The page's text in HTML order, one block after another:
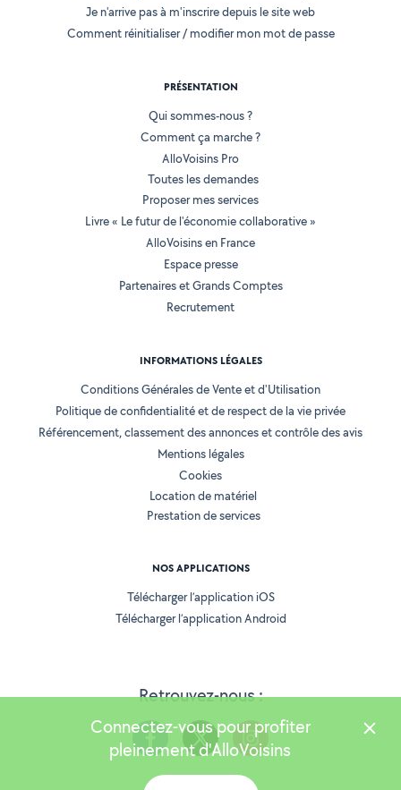
Retrouvez-nous :
Je n'arrive pas à m'inscrire depuis le site web
Comment réinitialiser / modifier mon mot de passe
PRÉSENTATION
Qui sommes-nous ?
Comment ça marche ?
AlloVoisins Pro
Toutes les demandes
Proposer mes services
Livre « Le futur de l'économie collaborative »
AlloVoisins en France
Espace presse
Partenaires et Grands Comptes
Recrutement
INFORMATIONS LÉGALES
Conditions Générales de Vente et d'Utilisation
Politique de confidentialité et de respect de la vie privée
Référencement, classement des annonces et contrôle des avis
Mentions légales
Cookies
Location de matériel
Prestation de services
NOS APPLICATIONS
Télécharger l’application iOS
Télécharger l’application Android
Connectez-vous pour profiter
pleinement d'AlloVoisins